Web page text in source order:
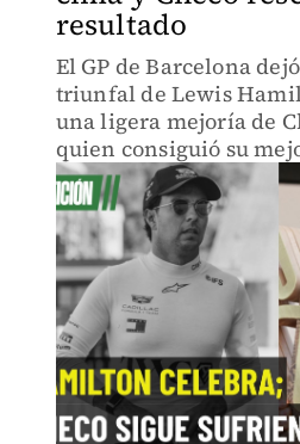
resultado
El GP de Barcelona
triunfal de Lewis
una ligera mejoría de
quien consiguió su
año.